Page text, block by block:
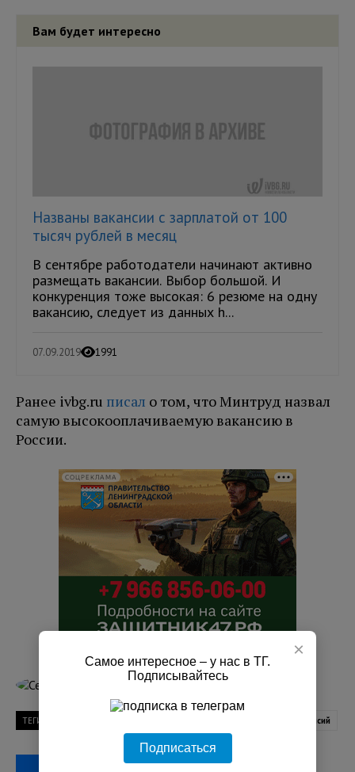
Вам будет интересно
Названы вакансии с зарплатой от 100
тысяч рублей в месяц
В сентябре работодатели начинают активно
размещать вакансии. Выбор большой. И
конкуренция тоже высокая: 6 резюме на одну
вакансию, следует из данных h...
07.09.2019 1991
Ранее ivbg.ru писал о том, что Минтруд назвал
самую высокооплачиваемую вакансию в
России.
СОЦРЕКЛАМА
Сергей Агутин
ТЕГИ ярмарка вакансий
×
Самое интересное – у нас в ТГ.
Подписывайтесь
Подписаться